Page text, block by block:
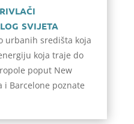
svijeta
urbanih središta koja
koja traje do
poput New
i Barcelone poznate